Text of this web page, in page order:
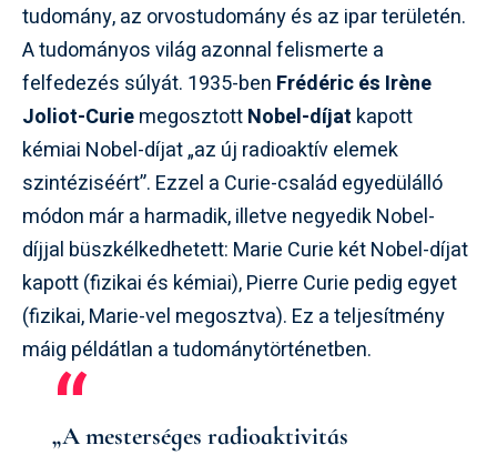
tudomány, az orvostudomány és az ipar területén.
A tudományos világ azonnal felismerte a
felfedezés súlyát. 1935-ben Frédéric és Irène
Joliot-CuriemegosztottNobel-díjat kapott
kémiai Nobel-díjat „az új radioaktív elemek
szintéziséért”. Ezzel a Curie-család egyedülálló
módon már a harmadik, illetve negyedik Nobel-
díjjal büszkélkedhetett: Marie Curie két Nobel-díjat
kapott (fizikai és kémiai), Pierre Curie pedig egyet
(fizikai, Marie-vel megosztva). Ez a teljesítmény
máig példátlan a tudománytörténetben.
„A mesterséges radioaktivitás